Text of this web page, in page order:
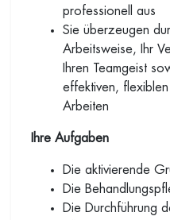
professionell aus
Sie überzeugen
Arbeitsweise, Ihr
Ihren Teamgeist
effektiven,
Arbeiten
Ihre Aufgaben
Die aktivierende
Die
Die Durchführung